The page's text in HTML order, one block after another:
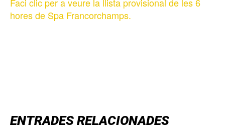
ENTRADES RELACIONADES
hores de Spa Francorchamps.